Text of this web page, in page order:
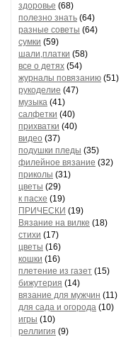
здоровье (68)
полезно знать (64)
разные советы (64)
сумки (59)
шали,платки (58)
все о детях (54)
журналы повязанию (51)
рукоделие (47)
музыка (41)
салфетки (40)
прихватки (40)
видео (37)
подушки пледы (35)
филейное вязание (32)
приколы (31)
цветы (29)
к пасхе (19)
ПРИЧЕСКИ (19)
Вязание на вилке (18)
стихи (17)
цветы (16)
кошки (16)
плетение из газет (15)
бижутерия (14)
вязание для мужчин (11)
для сада и огорода (10)
игры (10)
реллигия (9)